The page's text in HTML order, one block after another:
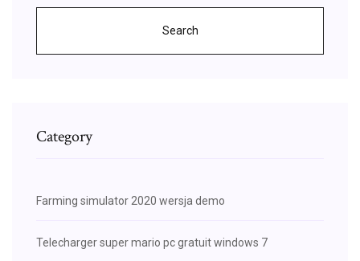
Search
Category
Farming simulator 2020 wersja demo
Telecharger super mario pc gratuit windows 7